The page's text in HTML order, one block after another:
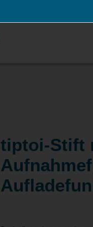
tiptoi-Stift